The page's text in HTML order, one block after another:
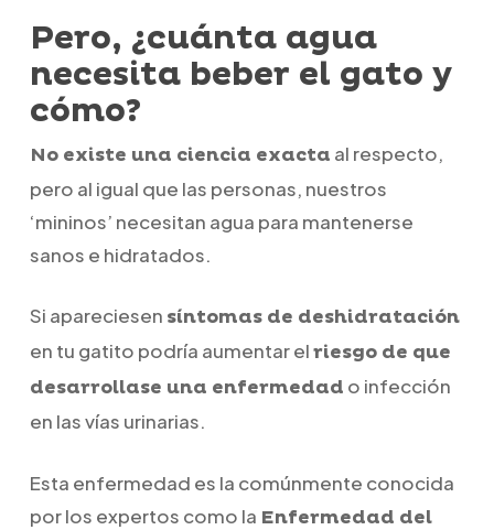
Pero, ¿cuánta agua
necesita beber el gato y
cómo?
No existe una ciencia exacta al respecto,
pero al igual que las personas, nuestros
‘mininos’ necesitan agua para mantenerse
sanos e hidratados.
Si apareciesen síntomas de deshidratación
en tu gatito podría aumentar elriesgo de que
desarrollase una enfermedad o infección
en las vías urinarias.
Esta enfermedad es la comúnmente conocida
por los expertos como la Enfermedad del